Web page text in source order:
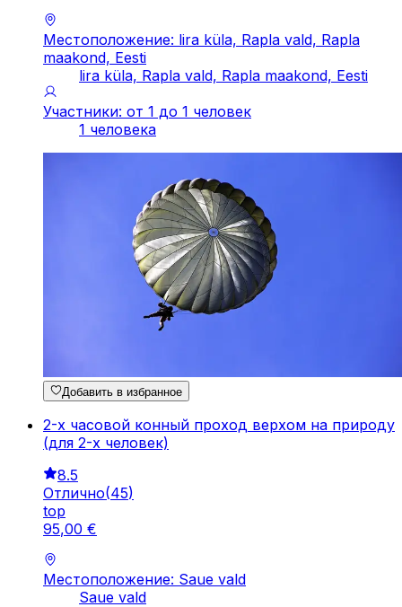
Местоположение: lira küla, Rapla vald, Rapla
maakond, Eesti
lira küla, Rapla vald, Rapla maakond, Eesti
Участники: от 1 до 1 человек
1 человека
Добавить в избранное
2-х часовой конный проход верхом на природу
(для 2-х человек)
8.5
Отлично(45)
top
95,00 €
Местоположение: Saue vald
Saue vald